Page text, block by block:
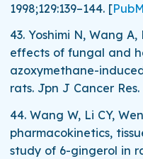
1998;129:139–144. [
43. Yoshimi N, Wang
effects of fungal and
azoxymethane-
rats. Jpn J Cancer Res.
44. Wang W, Li CY,
pharmacokinetics,
study of 6-gingerol in